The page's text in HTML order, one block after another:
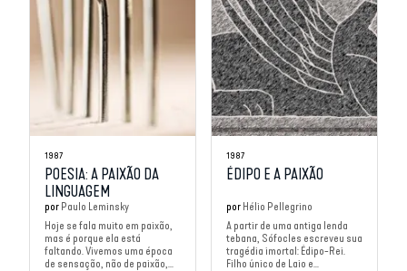
1987
POESIA: A PAIXÃO DA
LINGUAGEM
por Paulo Leminsky
Hoje se fala muito em paixão,
mas é porque ela está
faltando. Vivemos uma época
de sensação, não de paixão,...
1987
ÉDIPO E A PAIXÃO
por Hélio Pellegrino
A partir de uma antiga lenda
tebana, Sófocles escreveu sua
tragédia imortal: Édipo-Rei.
Filho único de Laio e...